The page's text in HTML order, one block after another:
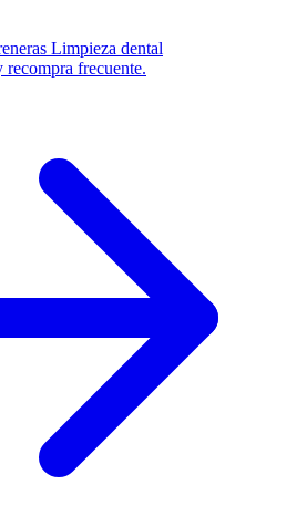
Limpieza dental
recompra frecuente.